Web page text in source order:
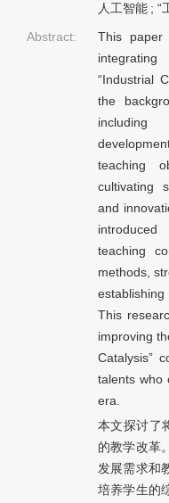
人工智能 ; “
Abstract:
This paper
“Industrial
the
teaching
cultivating
and
teaching
methods,
This
improving
Catalysis”
talents who
era.
本文探讨了
的教学改革
发展需求和
培养学生的